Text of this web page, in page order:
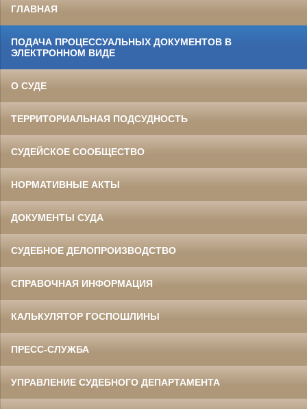
ГЛАВНАЯ
ПОДАЧА ПРОЦЕССУАЛЬНЫХ ДОКУМЕНТОВ В
ЭЛЕКТРОННОМ ВИДЕ
О СУДЕ
ТЕРРИТОРИАЛЬНАЯ ПОДСУДНОСТЬ
СУДЕЙСКОЕ СООБЩЕСТВО
НОРМАТИВНЫЕ АКТЫ
ДОКУМЕНТЫ СУДА
СУДЕБНОЕ ДЕЛОПРОИЗВОДСТВО
СПРАВОЧНАЯ ИНФОРМАЦИЯ
КАЛЬКУЛЯТОР ГОСПОШЛИНЫ
ПРЕСС-СЛУЖБА
УПРАВЛЕНИЕ СУДЕБНОГО ДЕПАРТАМЕНТА